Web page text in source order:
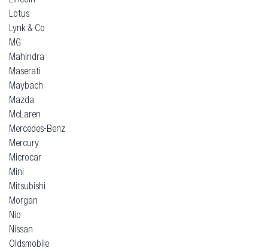
Lotus
Lynk & Co
MG
Mahindra
Maserati
Maybach
Mazda
McLaren
Mercedes-Benz
Mercury
Microcar
Mini
Mitsubishi
Morgan
Nio
Nissan
Oldsmobile